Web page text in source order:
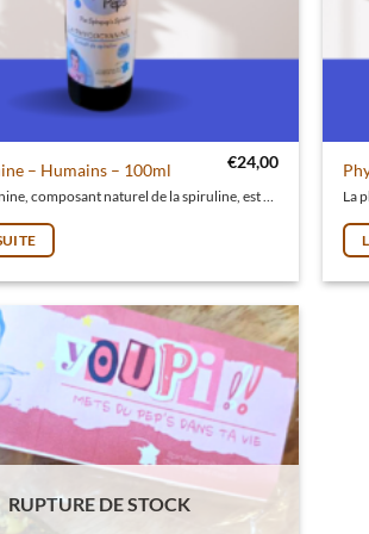
– Humains – 100ml €24,00
RUPTURE DE STOCK